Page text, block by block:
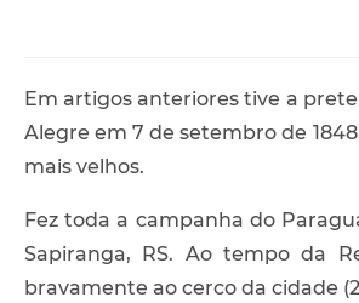
Em artigos anteriores tive a
Alegre em 7 de setembro de
mais velhos.
Fez toda a campanha do
Sapiranga, RS. Ao tempo da
bravamente ao cerco da cidade